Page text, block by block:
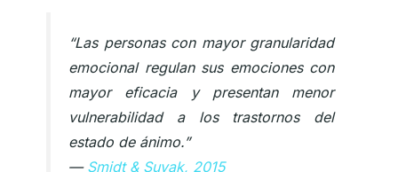
“Las personas con mayor granularidad
emocional regulan sus emociones con
mayor eficacia y presentan menor
vulnerabilidad a los trastornos del
estado de ánimo.”
— Smidt & Suvak, 2015